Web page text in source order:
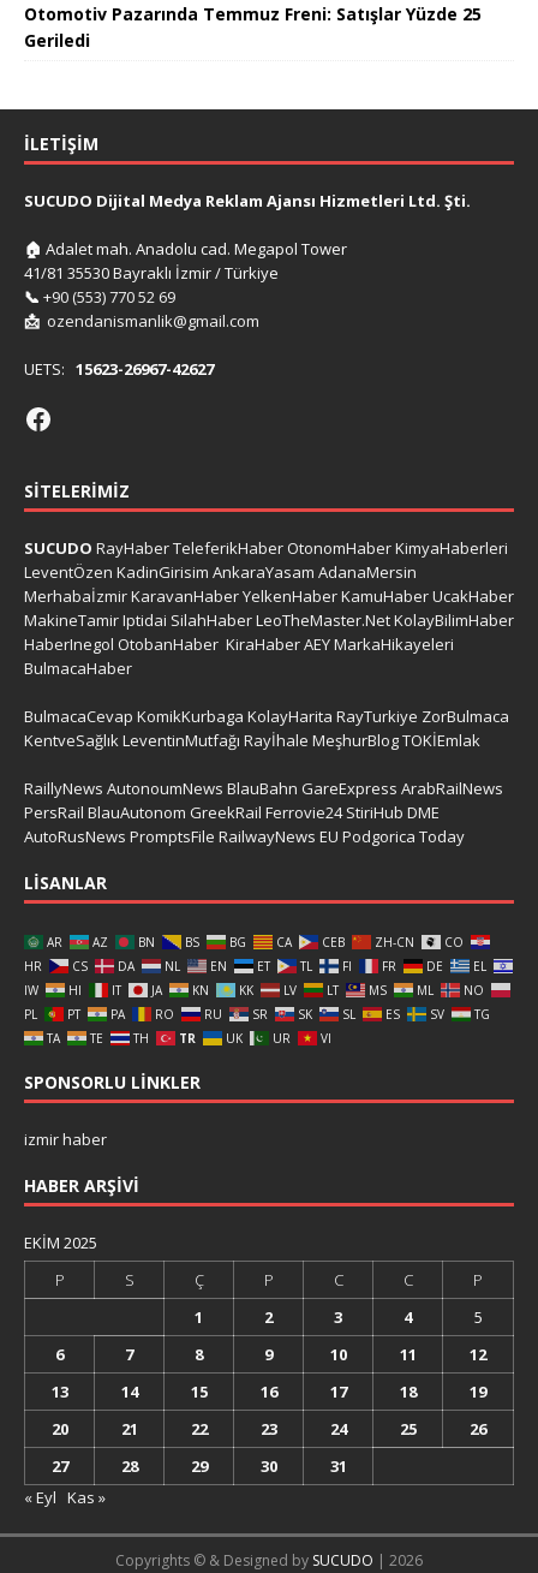
Otomotiv Pazarında Temmuz Freni: Satışlar Yüzde 25
Geriledi
İLETIŞIM
SUCUDO Dijital Medya Reklam Ajansı Hizmetleri Ltd. Şti.
🏠 Adalet mah. Anadolu cad. Megapol Tower
41/81 35530 Bayraklı İzmir / Türkiye
📞 +90 (553) 770 52 69
📩 ozendanismanlik@gmail.com
UETS: 15623-26967-42627
SITELERIMIZ
SUCUDO RayHaberTeleferikHaber OtonomHaberKimyaHaberleri
LeventÖzen KadinGirisim AnkaraYasam AdanaMersin
MerhabaİzmirKaravanHaberYelkenHaberKamuHaberUcakHaber
MakineTamirIptidai SilahHaberLeoTheMaster.NetKolayBilimHaber
HaberInegol OtobanHaber KiraHaberAEYMarkaHikayeleri
BulmacaHaber
BulmacaCevap KomikKurbaga KolayHarita RayTurkiye ZorBulmaca
KentveSağlıkLeventinMutfağı Rayİhale MeşhurBlogTOKİEmlak
RaillyNews AutonoumNews BlauBahn GareExpress ArabRailNews
PersRail BlauAutonom GreekRail Ferrovie24 StiriHub DME
AutoRusNews PromptsFile RailwayNews EU Podgorica Today
LISANLAR
AR AZ BN BS BG CA CEB ZH-CN
CO
HR
CS DA NL EN ET TL FI FR DE
EL
IW
HI IT JA KN KK LV LT MS ML
NO
PL
PT PA RO RU SR SK SL ES SV
TG
TA
TE TH TR UK UR VI
SPONSORLU LINKLER
izmir haber
HABER ARŞIVI
EKIM 2025
P
S Ç P C C
P
1
2 3 4
5
6
7 8 9 10 11
12
13
14 15 16 17 18
19
20
21 22 23 24 25
26
27
28 29 30
31
« Eyl Kas »
Copyrights © & Designed by SUCUDO | 2026